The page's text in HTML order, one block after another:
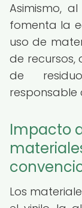
Asimismo,
fomenta la
uso de
de recursos,
de
responsable
Impacto
Los